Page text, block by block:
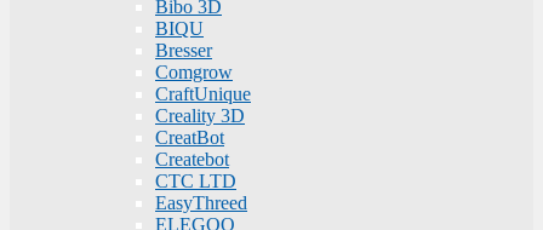
Bibo 3D
BIQU
Bresser
Comgrow
CraftUnique
Creality 3D
CreatBot
Createbot
CTC LTD
EasyThreed
ELEGOO